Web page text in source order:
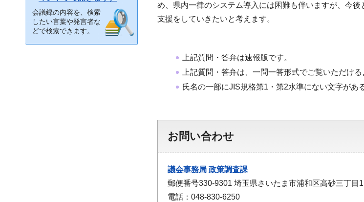
会議録の内容を、検索
したい言葉や発言者な
どで検索できます。
め、県内一律のシステム導入には困難も伴いますが、今
支援をしていきたいと考えます。
上記質問・答弁は速報版です。
上記質問・答弁は、一問一答形式でご覧いただけ
氏名の一部にJIS規格第1・第2水準にない文字があ
お問い合わせ
議会事務局 政策調査課
郵便番号330-9301 埼玉県さいたま市浦和区高砂三丁目
電話：048-830-6250